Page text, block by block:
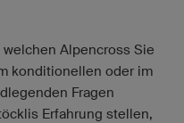
Alpencross Sie
konditionellen oder im
Fragen
Erfahrung stellen,